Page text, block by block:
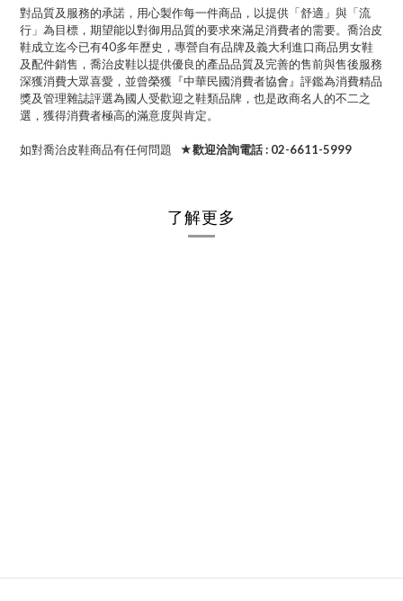
對品質及服務的承諾，用心製作每一件商品，以提供「舒適」與「流
行」為目標，期望能以對御用品質的要求來滿足消費者的需要。喬治皮
鞋成立迄今已有40多年歷史，專營自有品牌及義大利進口商品男女鞋
及配件銷售，喬治皮鞋以提供優良的產品品質及完善的售前與售後服務
深獲消費大眾喜愛，並曾榮獲『中華民國消費者協會』評鑑為消費精品
獎及管理雜誌評選為國人受歡迎之鞋類品牌，也是政商名人的不二之
選，獲得消費者極高的滿意度與肯定。
如對喬治皮鞋商品有任何問題 ★歡迎洽詢電話 : 02-6611-5999
了解更多